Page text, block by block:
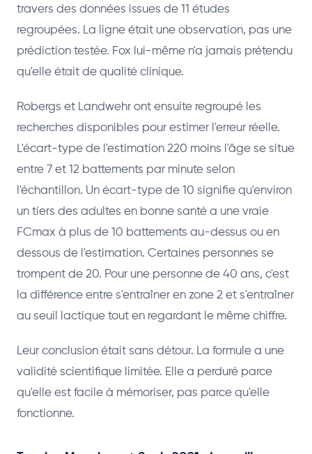
travers des données issues de 11 études
regroupées. La ligne était une observation, pas une
prédiction testée. Fox lui-même n'a jamais prétendu
qu'elle était de qualité clinique.
Robergs et Landwehr ont ensuite regroupé les
recherches disponibles pour estimer l'erreur réelle.
L'écart-type de l'estimation 220 moins l'âge se situe
entre 7 et 12 battements par minute selon
l'échantillon. Un écart-type de 10 signifie qu'environ
un tiers des adultes en bonne santé a une vraie
FCmax à plus de 10 battements au-dessus ou en
dessous de l'estimation. Certaines personnes se
trompent de 20. Pour une personne de 40 ans, c'est
la différence entre s'entraîner en zone 2 et s'entraîner
au seuil lactique tout en regardant le même chiffre.
Leur conclusion était sans détour. La formule a une
validité scientifique limitée. Elle a perduré parce
qu'elle est facile à mémoriser, pas parce qu'elle
fonctionne.